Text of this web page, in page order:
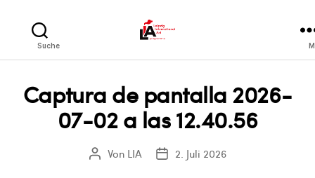
Suche
Captura de pantalla 2026-
07-02 a las 12.40.56
Beitragsautor
Von LIA Veröffentlichungsdatum
2. Juli 2026